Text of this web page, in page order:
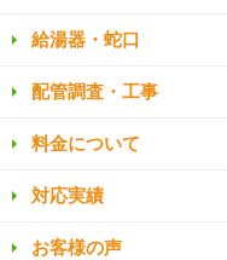
給湯器・蛇口
配管調査・工事
料金について
対応実績
お客様の声